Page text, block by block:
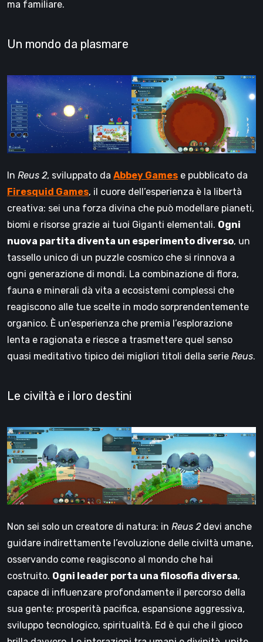
ma familiare.
Un mondo da plasmare
In Reus 2, sviluppato da Abbey Games e pubblicato da
Firesquid Games, il cuore dell’esperienza è la libertà
creativa: sei una forza divina che può modellare pianeti,
biomi e risorse grazie ai tuoi Giganti elementali. Ogni
nuova partita diventa un esperimento diverso, un
tassello unico di un puzzle cosmico che si rinnova a
ogni generazione di mondi. La combinazione di flora,
fauna e minerali dà vita a ecosistemi complessi che
reagiscono alle tue scelte in modo sorprendentemente
organico. È un’esperienza che premia l’esplorazione
lenta e ragionata e riesce a trasmettere quel senso
quasi meditativo tipico dei migliori titoli della serie Reus.
Le civiltà e i loro destini
Non sei solo un creatore di natura: in Reus 2devi anche
guidare indirettamente l’evoluzione delle civiltà umane,
osservando come reagiscono al mondo che hai
costruito. Ogni leader porta una filosofia diversa,
capace di influenzare profondamente il percorso della
sua gente: prosperità pacifica, espansione aggressiva,
sviluppo tecnologico, spiritualità. Ed è qui che il gioco